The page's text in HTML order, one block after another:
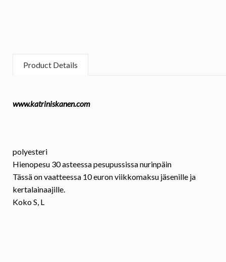
Product Details
www.katriniskanen.com
polyesteri
Hienopesu 30 asteessa pesupussissa nurinpäin
Tässä on vaatteessa 10 euron viikkomaksu jäsenille ja
kertalainaajille.
KokoS, L